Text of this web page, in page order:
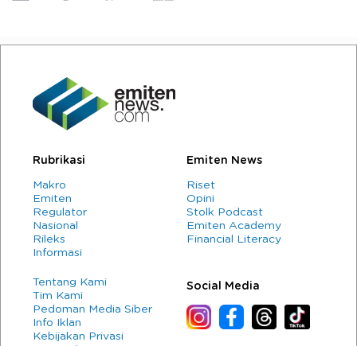
Rubrikasi
Makro
Emiten
Regulator
Nasional
Rileks
Informasi
Emiten News
Riset
Opini
Stolk Podcast
Emiten Academy
Financial Literacy
Tentang Kami
Tim Kami
Pedoman Media Siber
Info Iklan
Kebijakan Privasi
Social Media